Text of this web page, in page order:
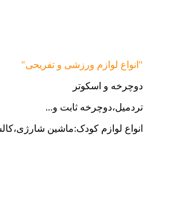
"انواع لوازم ورزشی و تفریحی"
دوچرخه و اسکوتر
تردمیل،دوچرخه ثابت و...
انواع لوازم کودک:ماشین